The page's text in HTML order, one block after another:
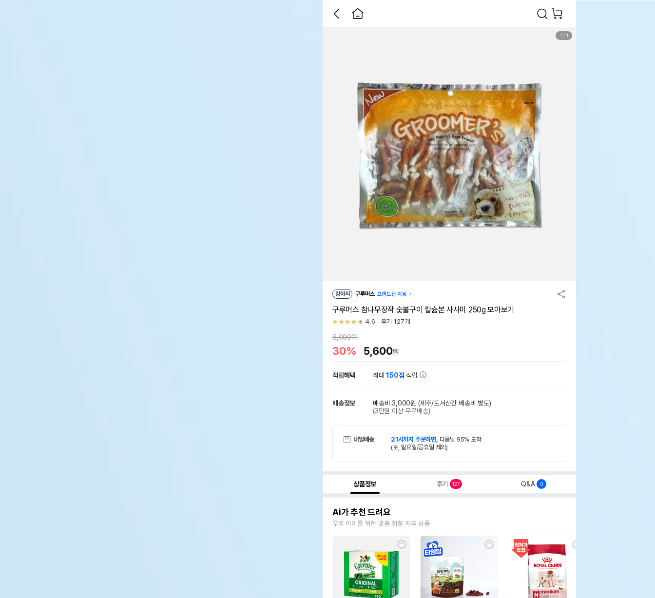
1 / 1
강아지 구루머스 브랜드관 이동
구루머스 참나무장작 숯불구이 칼슘본 사사미 250g 모아보기
4.6 후기 127개
8,000원
30% 5,600원
적립혜택 최대150점 적립
배송정보 배송비 3,000원 (제주/도서산간 배송비 별도)
(3만원 이상 무료배송)
내일배송 21시까지 주문하면, 다음날 95% 도착
(토, 일요일/공휴일 제외)
상품정보 후기 127 Q&A 0
Ai가 추천 드려요
우리 아이를 위한 맞춤 취향 저격 상품